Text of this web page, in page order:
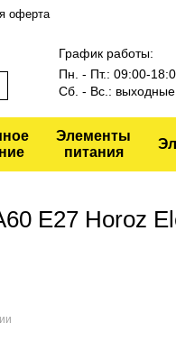
оферта
График работы:
Пн. - Пт.: 09:00-
Сб. - Вс.: выходные
Элементы
питания
E27 Horoz